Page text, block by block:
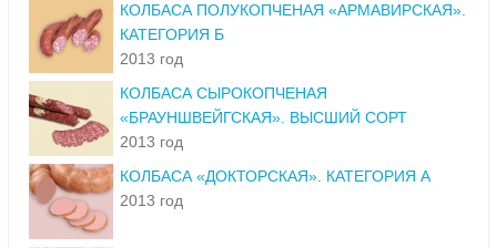
КОЛБАСА ПОЛУКОПЧЕНАЯ «АРМАВИРСКАЯ».
КАТЕГОРИЯ Б
2013 год
КОЛБАСА СЫРОКОПЧЕНАЯ
«БРАУНШВЕЙГСКАЯ». ВЫСШИЙ СОРТ
2013 год
КОЛБАСА «ДОКТОРСКАЯ». КАТЕГОРИЯ А
2013 год